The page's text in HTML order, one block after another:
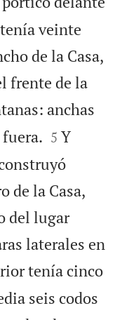
veinte
de la Casa,
frente de la
anchas


5 Y
de la Casa,
del lugar
laterales en
tenía cinco
seis codos